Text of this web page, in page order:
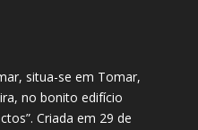
situa-se em Tomar,
no bonito edifício
Criada em 29 de